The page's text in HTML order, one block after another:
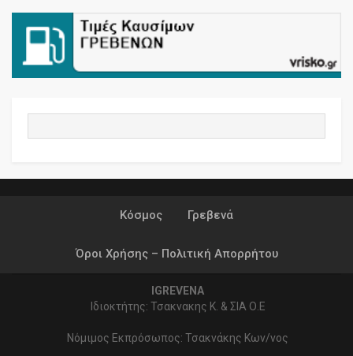
Κόσμος Γρεβενά
Όροι Χρήσης – Πολιτική Απορρήτου
IGREVENA
Ιδιοκτήτης: Τσακνακης Κ. & ΣΙΑ Ο.Ε
Νόμιμος Εκπρόσωπος: Τσακνάκης Κων/νος